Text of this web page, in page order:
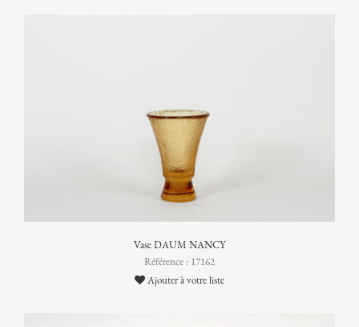
Vase DAUM NANCY
Référence : 17162
Ajouter à votre liste